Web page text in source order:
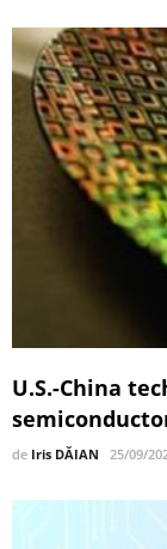
U.S.-China
de Iris DĂIAN 25/09/